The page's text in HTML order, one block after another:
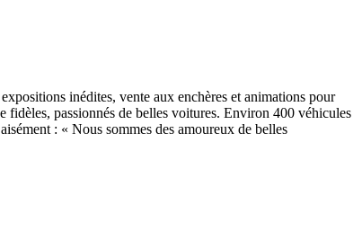
inédites, vente aux enchères et animations pour
passionnés de belles voitures. Environ 400 véhicules
: « Nous sommes des amoureux de belles